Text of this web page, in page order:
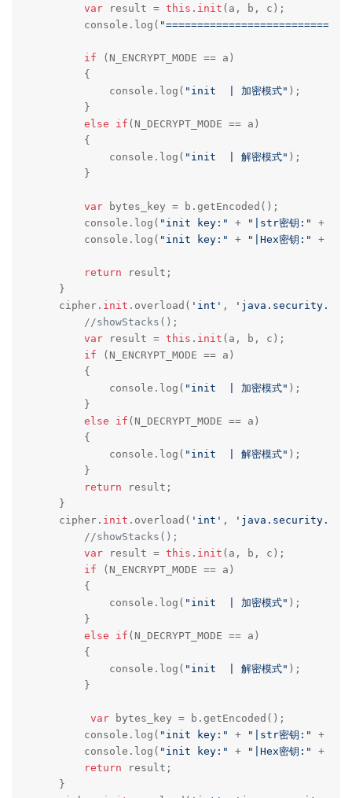
var result = this . init (a, b, c);
        console.log(
if (N_ENCRYPT_MODE == a)
        {
            console.log(
"init  | 加密模式" );
        }
else
if (N_DECRYPT_MODE == a)
        {
            console.log(
"init  | 解密模式" );
        }
var bytes_key = b.getEncoded();
        console.log(
"init key:" + "|str密钥:"
+
        console.log(
"init key:" + "|Hex密钥:" +
return result;
    }
    cipher.
init .overload( 'int' ,
//showStacks();
var result = this . init (a, b, c);
if (N_ENCRYPT_MODE == a)
        {
            console.log(
"init  | 加密模式" );
        }
else
if (N_DECRYPT_MODE == a)
        {
            console.log(
"init  | 解密模式" );
        }
return result;
    }
    cipher.
init .overload( 'int' ,
//showStacks();
var result = this . init (a, b, c);
if (N_ENCRYPT_MODE == a)
        {
            console.log(
"init  | 加密模式" );
        }
else
if (N_DECRYPT_MODE == a)
        {
            console.log(
"init  | 解密模式" );
        }
var bytes_key = b.getEncoded();
        console.log(
"init key:" + "|str密钥:"
+
        console.log(
"init key:" + "|Hex密钥:"
+
return result;
    }